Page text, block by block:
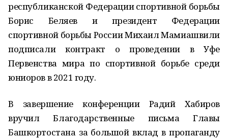
республиканской Федерации спортивной борьбы
Борис Беляев и президент Федерации
спортивной борьбы России Михаил Мамиашвили
подписали контракт о проведении в Уфе
Первенства мира по спортивной борьбе среди
юниоров в 2021 году.
В завершение конференции Радий Хабиров
вручил Благодарственные письма Главы
Башкортостана за большой вклад в пропаганду